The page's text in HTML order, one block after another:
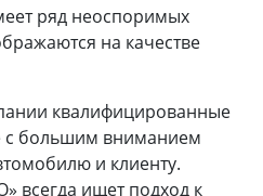
ряд неоспоримых
на качестве
квалифицированные
с большим вниманием
и клиенту.
всегда ищет подход к